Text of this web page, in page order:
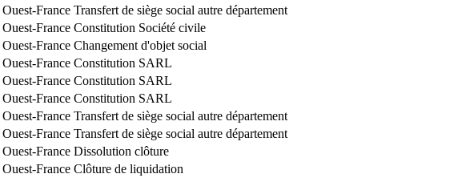
Ouest-France Transfert de siège social autre département
Ouest-France Constitution Société civile
Ouest-France Changement d'objet social
Ouest-France Constitution SARL
Ouest-France Constitution SARL
Ouest-France Constitution SARL
Ouest-France Transfert de siège social autre département
Ouest-France Transfert de siège social autre département
Ouest-France Dissolution clôture
Ouest-France Clôture de liquidation